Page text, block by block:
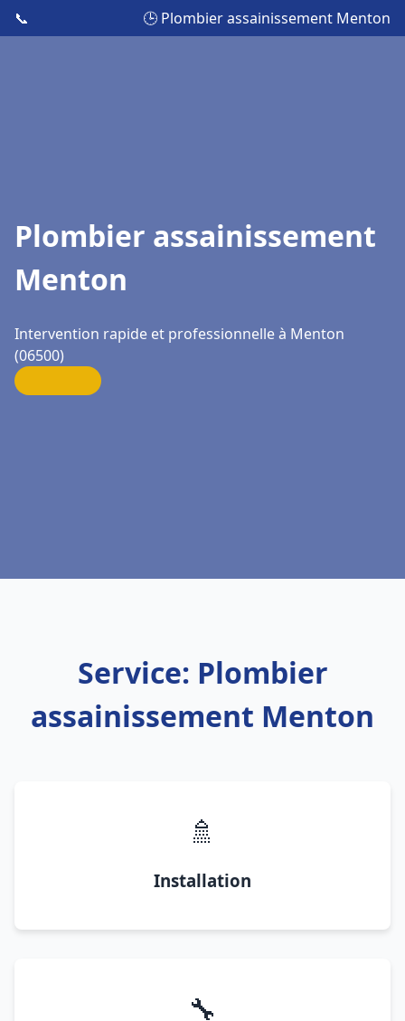
📞 🕒 Plombier assainissement Menton
Plombier assainissement
Menton
Intervention rapide et professionnelle à Menton
(06500)
Service: Plombier
assainissement Menton
🚿
Installation
🔧